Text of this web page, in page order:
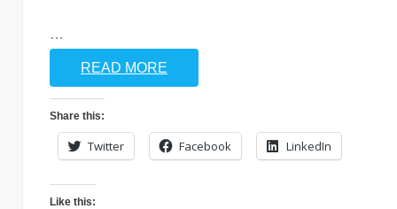
…
READ MORE
Share this:
Twitter Facebook LinkedIn
Like this: